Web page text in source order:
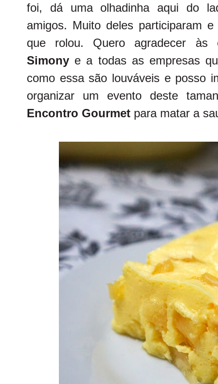
foi, dá uma olhadinha aqui do
amigos. Muito deles participaram
que rolou. Quero agradecer às
Simony e a todas as empresas
como essa são louváveis e posso
organizar um evento deste
Encontro Gourmet para matar a